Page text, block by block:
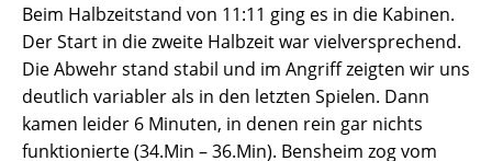
Beim Halbzeitstand von 11:11 ging es in die Kabinen.
Der Start in die zweite Halbzeit war vielversprechend.
Die Abwehr stand stabil und im Angriff zeigten wir uns
deutlich variabler als in den letzten Spielen. Dann
kamen leider 6 Minuten, in denen rein gar nichts
funktionierte (34.Min – 36.Min). Bensheim zog vom